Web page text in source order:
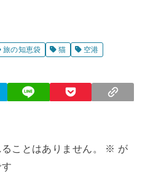
旅の知恵袋 猫
空港
ことはありません。 ※ が